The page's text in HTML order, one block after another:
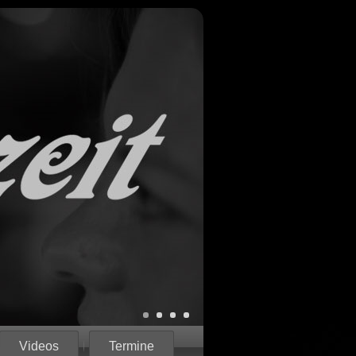
Videos Termine